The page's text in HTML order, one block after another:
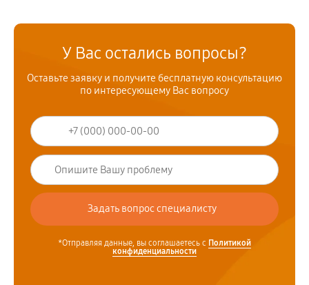
У Вас остались вопросы?
Оставьте заявку и получите бесплатную консультацию
по интересующему Вас вопросу
*Отправляя данные, вы соглашаетесь с Политикой
конфиденциальности